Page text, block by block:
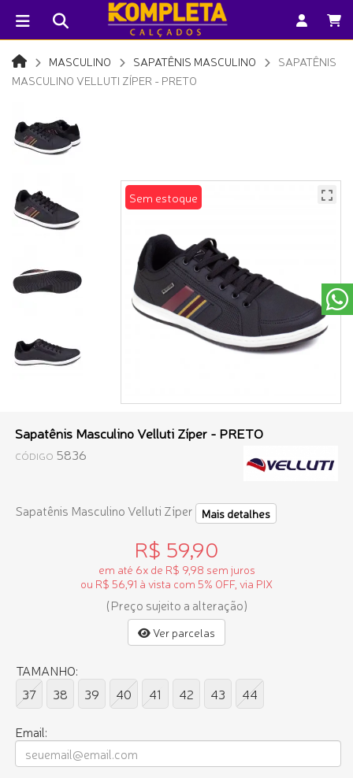
MASCULINO SAPATÊNIS MASCULINO
SAPATÊNIS
MASCULINO VELLUTI ZÍPER - PRETO
Sem estoque
Sapatênis Masculino Velluti Zíper - PRETO
CÓDIGO 5836
Sapatênis Masculino Velluti Zíper Mais detalhes
R$ 59,90
em até 6x de R$ 9,98 sem juros
ou R$ 56,91 à vista com 5% OFF, via PIX
(Preço sujeito a alteração)
Ver parcelas
TAMANHO:
37
38 39 40 41 42 43 44
Email: